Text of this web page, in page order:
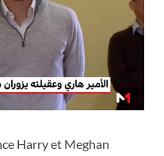
Harry et Meghan